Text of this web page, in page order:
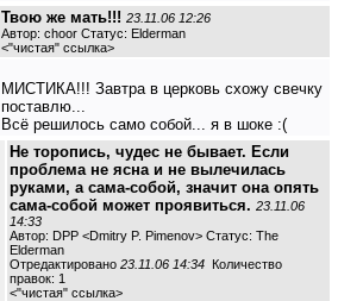
Твою же мать!!! 23.11.06 12:26
Автор: choor Статус: Elderman
<"чистая" ссылка>
МИСТИКА!!! Завтра в церковь схожу свечку
поставлю...
Всё решилось само собой... я в шоке :(
Не торопись, чудес не бывает. Если
проблема не ясна и не вылечилась
руками, а сама-собой, значит она опять
сама-собой может проявиться. 23.11.06
14:33
Автор: DPP <Dmitry P. Pimenov> Статус: The
Elderman
Отредактировано 23.11.06 14:34 Количество
правок: 1
<"чистая" ссылка>